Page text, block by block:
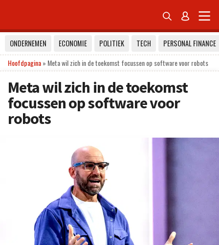
 
ONDERNEMEN ECONOMIE POLITIEK TECH
PERSONAL FINANCE
Hoofdpagina» Meta wil zich in de toekomst focussen op software voor robots
Meta wil zich in de toekomst
focussen op software voor
robots